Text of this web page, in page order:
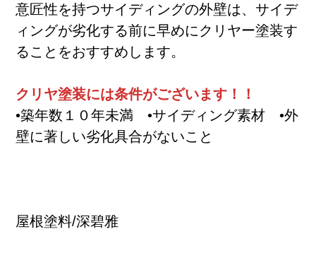
意匠性を持つサイディングの外壁は、サイデ
ィングが劣化する前に早めにクリヤー塗装す
ることをおすすめします。
クリヤ塗装には条件がございます！！
•築年数１０年未満 •サイディング素材 •外
壁に著しい劣化具合がないこと
屋根塗料/深碧雅